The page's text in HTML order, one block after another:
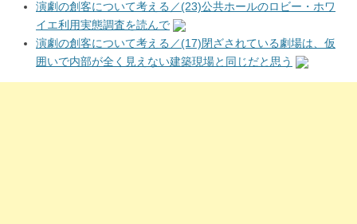
演劇の創客について考える／(23)公共ホールのロビー・ホワ
イエ利用実態調査を読んで
演劇の創客について考える／(17)閉ざされている劇場は、仮
囲いで内部が全く見えない建築現場と同じだと思う